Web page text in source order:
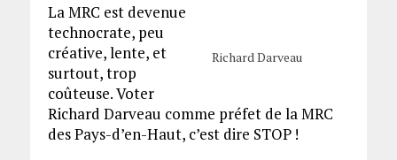
Richard Darveau
La MRC est devenue
technocrate, peu
créative, lente, et
surtout, trop
coûteuse. Voter
Richard Darveau comme préfet de la MRC
des Pays-d’en-Haut, c’est dire STOP !